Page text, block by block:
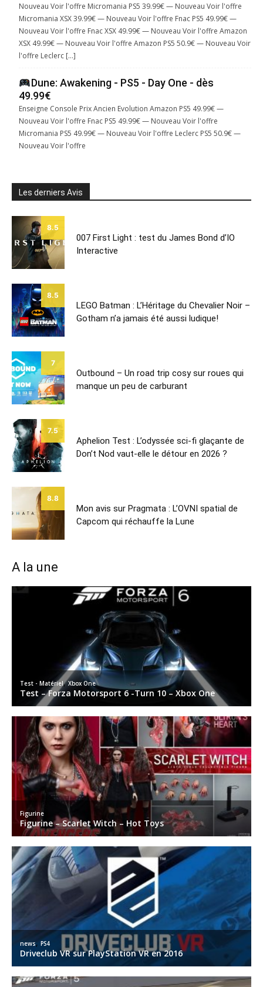
Nouveau Voir l'offre Micromania PS5 39.99€ — Nouveau Voir l'offre
Micromania XSX 39.99€ — Nouveau Voir l'offre Fnac PS5 49.99€ —
Nouveau Voir l'offre Fnac XSX 49.99€ — Nouveau Voir l'offre Amazon
XSX 49.99€ — Nouveau Voir l'offre Amazon PS5 50.9€ — Nouveau Voir
l'offre Leclerc […]
Dune: Awakening - PS5 - Day One - dès
49.99€
Enseigne Console Prix Ancien Evolution Amazon PS5 49.99€ —
Nouveau Voir l'offre Fnac PS5 49.99€ — Nouveau Voir l'offre
Micromania PS5 49.99€ — Nouveau Voir l'offre Leclerc PS5 50.9€ —
Nouveau Voir l'offre
Les derniers Avis
8.5
007 First Light : test du James Bond d’IO
Interactive
8.5
LEGO Batman : L’Héritage du Chevalier Noir –
Gotham n’a jamais été aussi ludique!
7
Outbound – Un road trip cosy sur roues qui
manque un peu de carburant
7.5
Aphelion Test : L’odyssée sci-fi glaçante de
Don’t Nod vaut-elle le détour en 2026 ?
8.8
Mon avis sur Pragmata : L’OVNI spatial de
Capcom qui réchauffe la Lune
A la une